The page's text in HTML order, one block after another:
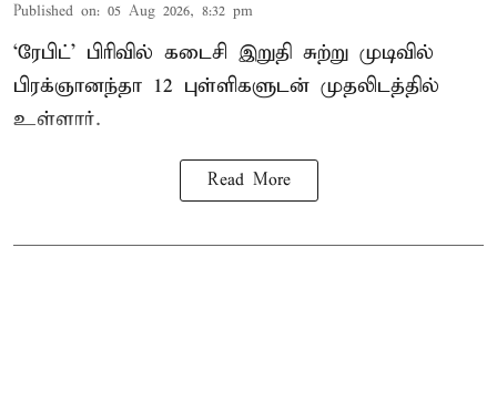
Published on: 05 Aug 2026, 8:32 pm
‘ரேபிட்’ பிரிவில் கடைசி இறுதி சுற்று முடிவில்
பிரக்ஞானந்தா 12 புள்ளிகளுடன் முதலிடத்தில்
உள்ளார்.
Read More